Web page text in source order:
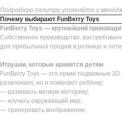
Подробную палитру уточняйте у
Почему выбирают FunBerry Toys
FunBerry Toys — крупнейший
Собственное производство,
для прибыльных продаж в рознице и
Игрушки, которые нравятся детям
FunBerry Toys — это яркие подвижные 3D
развлекают, но и помогают ребёнку:
— развивать мелкую моторику;
— изучать окружающий мир;
— тренировать воображение;